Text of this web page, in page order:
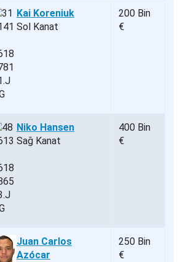
Kai Koreniuk
Sol Kanat
200 Bin
€
Niko Hansen
Sağ Kanat
400 Bin
€
Juan Carlos
Azócar
250 Bin
€